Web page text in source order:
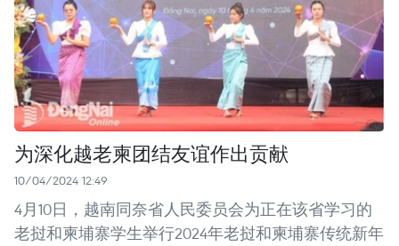
为深化越老柬团结友谊作出贡献
10/04/2024 12:49
4月10日，越南同奈省人民委员会为正在该省学习的
老挝和柬埔寨学生举行2024年老挝和柬埔寨传统新年